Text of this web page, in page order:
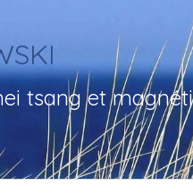
tsang et